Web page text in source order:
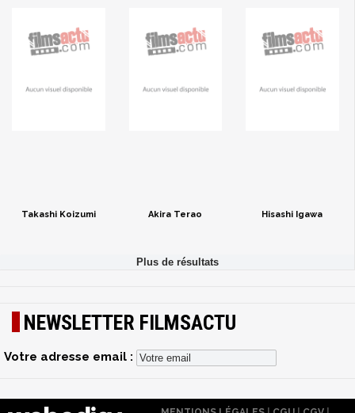
Takashi Koizumi Akira Terao Hisashi Igawa
NEWSLETTER FILMSACTU
Votre adresse email :